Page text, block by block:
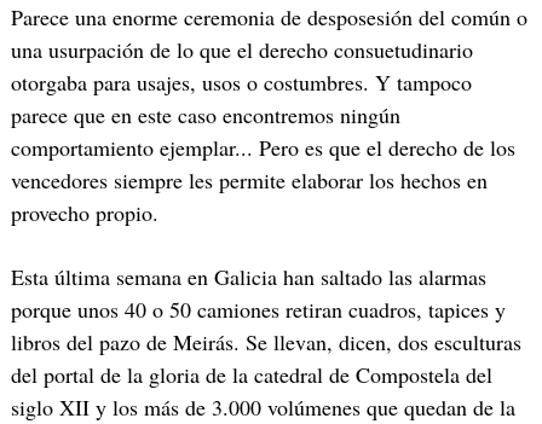
Parece una enorme ceremonia de desposesión del común o
una usurpación de lo que el derecho consuetudinario
otorgaba para usajes, usos o costumbres. Y tampoco
parece que en este caso encontremos ningún
comportamiento ejemplar... Pero es que el derecho de los
vencedores siempre les permite elaborar los hechos en
provecho propio.
Esta última semana en Galicia han saltado las alarmas
porque unos 40 o 50 camiones retiran cuadros, tapices y
libros del pazo de Meirás. Se llevan, dicen, dos esculturas
del portal de la gloria de la catedral de Compostela del
siglo XII y los más de 3.000 volúmenes que quedan de la